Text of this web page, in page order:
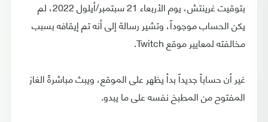
بتوقيت غرينتش، يوم الأربعاء 21 سبتمبر/أيلول 2022، لم
يكن الحساب موجوداً، وتشير رسالة إلى أنه تم إيقافه بسبب
مخالفته لمعايير موقع Twitch.
غير أن حساباً جديداً بدأ يظهر على الموقع، ويبث مباشرةً الغاز
المفتوح من المطبخ نفسه على ما يبدو.